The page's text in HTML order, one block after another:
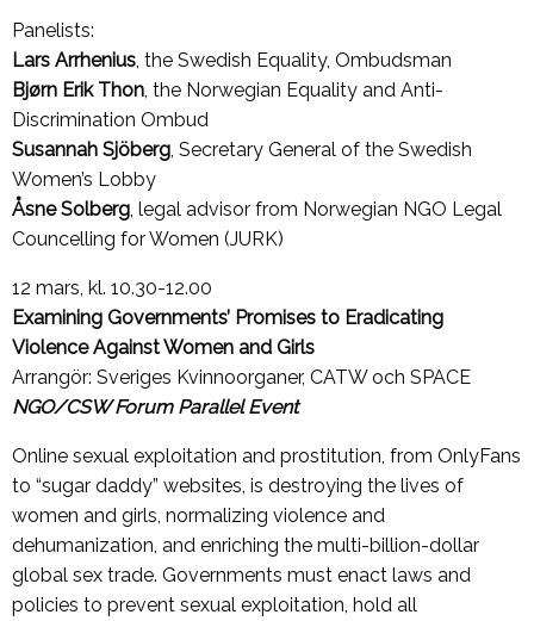
Panelists:
Lars Arrhenius , the Swedish Equality, Ombudsman
Bjørn Erik Thon , the Norwegian Equality and Anti-
Discrimination Ombud
Susannah Sjöberg , Secretary General of the Swedish
Women’s Lobby
Åsne Solberg , legal advisor from Norwegian NGO Legal
Councelling for Women (JURK)
12 mars, kl. 10.30-12.00
Examining Governments’ Promises to Eradicating
Violence Against Women and Girls
Arrangör: Sveriges Kvinnoorganer, CATW och SPACE
NGO/CSW Forum Parallel Event
Online sexual exploitation and prostitution, from OnlyFans
to “sugar daddy” websites, is destroying the lives of
women and girls, normalizing violence and
dehumanization, and enriching the multi-billion-dollar
global sex trade. Governments must enact laws and
policies to prevent sexual exploitation, hold all